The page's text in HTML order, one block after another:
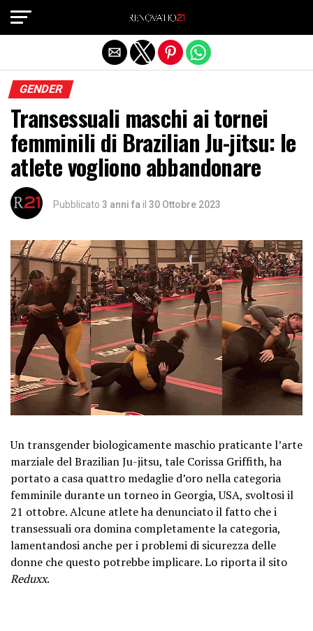
GENDER
Transessuali maschi ai tornei
femminili di Brazilian Ju-jitsu: le
atlete vogliono abbandonare
Pubblicato 3 anni fa il 30 Ottobre 2023
Un transgender biologicamente maschio praticante l’arte
marziale del Brazilian Ju-jitsu, tale Corissa Griffith, ha
portato a casa quattro medaglie d’oro nella categoria
femminile durante un torneo in Georgia, USA, svoltosi il
21 ottobre. Alcune atlete ha denunciato il fatto che i
transessuali ora domina completamente la categoria,
lamentandosi anche per i problemi di sicurezza delle
donne che questo potrebbe implicare. Lo riporta il sito
Reduxx.
Exit mobile version